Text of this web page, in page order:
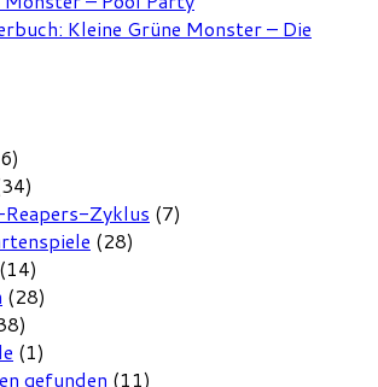
Kleine Grüne Monster – Die
Zyklus (7)
(28)
(14)
(28)
(1)
gefunden (11)